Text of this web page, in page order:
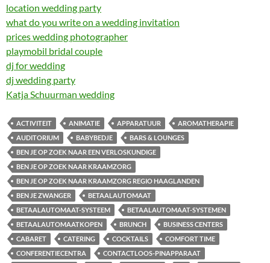
location wedding party
what do you write on a wedding invitation
prices wedding photographer
playmobil bridal couple
dj for wedding
dj wedding party
Katja Schuurman wedding
ACTIVITEIT ANIMATIE APPARATUUR
AROMATHERAPIE
AUDITORIUM
BABYBEDJE
BARS & LOUNGES
BEN JE OP ZOEK NAAR EEN VERLOSKUNDIGE
BEN JE OP ZOEK NAAR KRAAMZORG
BEN JE OP ZOEK NAAR KRAAMZORG REGIO HAAGLANDEN
BEN JE ZWANGER
BETAALAUTOMAAT
BETAALAUTOMAAT-SYSTEEM
BETAALAUTOMAAT-SYSTEMEN
BETAALAUTOMAATKOPEN
BRUNCH
BUSINESS CENTERS
CABARET
CATERING COCKTAILS
COMFORT TIME
CONFERENTIECENTRA
CONTACTLOOS-PINAPPARAAT